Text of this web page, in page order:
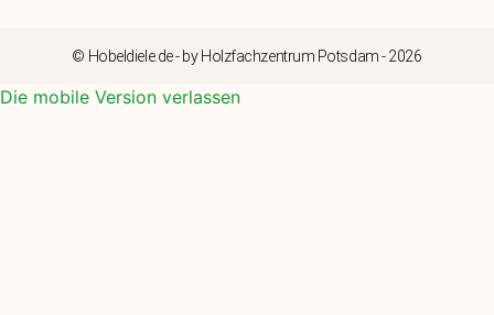
© Hobeldiele.de - by Holzfachzentrum Potsdam - 2026
Die mobile Version verlassen